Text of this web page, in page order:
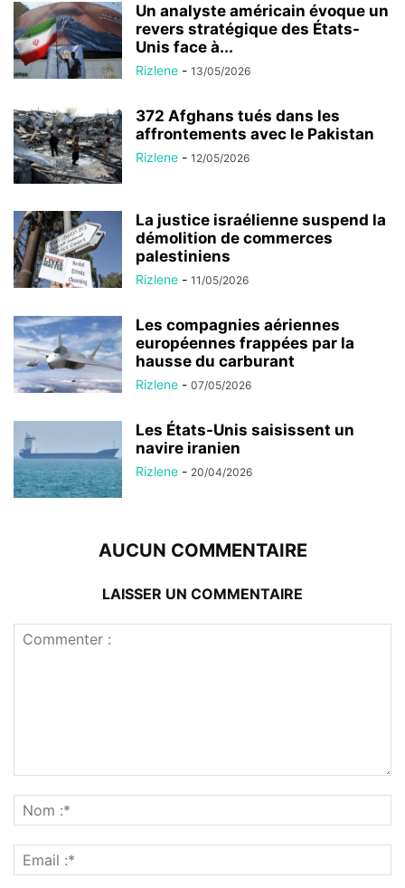
Un analyste américain évoque un
revers stratégique des États-
Unis face à...
Rizlene - 13/05/2026
372 Afghans tués dans les
affrontements avec le Pakistan
Rizlene - 12/05/2026
La justice israélienne suspend la
démolition de commerces
palestiniens
Rizlene - 11/05/2026
Les compagnies aériennes
européennes frappées par la
hausse du carburant
Rizlene - 07/05/2026
Les États-Unis saisissent un
navire iranien
Rizlene - 20/04/2026
AUCUN COMMENTAIRE
LAISSER UN COMMENTAIRE